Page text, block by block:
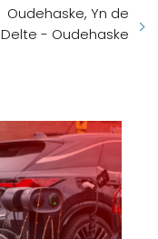
Oudehaske, Yn de
Delte - Oudehaske